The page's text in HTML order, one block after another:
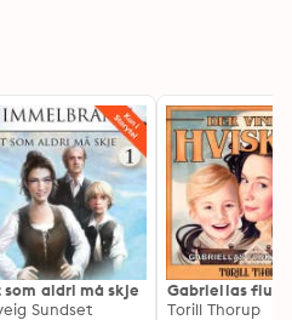
som aldri må skje
Sundset
Gabriellas flukt
Torill Thorup